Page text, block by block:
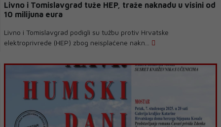
Livno i Tomislavgrad tuže HEP, traže naknadu u visini od
10 milijuna eura
Livno i Tomislavgrad podigli su tužbu protiv Hrvatske
elektroprivrede (HEP) zbog neisplaćene nakn...